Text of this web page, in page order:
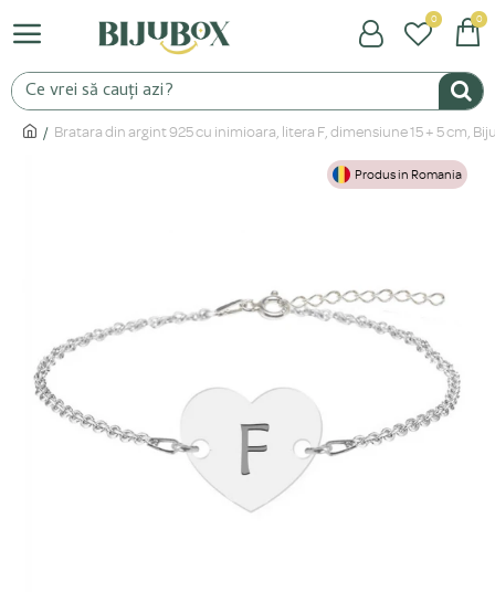
0 0
Bratara din argint 925 cu inimioara, litera F, dimensiune 15 + 5 cm,
Produs in Romania